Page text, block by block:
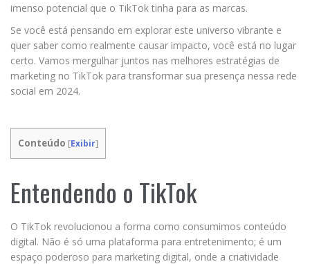
imenso potencial que o TikTok tinha para as marcas.
Se você está pensando em explorar este universo vibrante e
quer saber como realmente causar impacto, você está no lugar
certo. Vamos mergulhar juntos nas melhores estratégias de
marketing no TikTok para transformar sua presença nessa rede
social em 2024.
Conteúdo [Exibir]
Entendendo o TikTok
O TikTok revolucionou a forma como consumimos conteúdo
digital. Não é só uma plataforma para entretenimento; é um
espaço poderoso para marketing digital, onde a criatividade